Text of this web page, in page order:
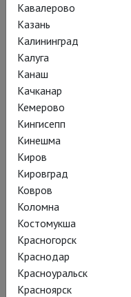
Спектакль классика
поставленный по
принцессе (Кагуя-химэ),
цивилизаций и миров, в
современности, в
драйвом. Неземная
драгоценный камень,
Заворожённые её
инопланетной
в кровавые схватки за
принадлежит Луне и,
Поделиться:
Кавалерово
Казань
Калининград
Калуга
Канаш
Качканар
Кемерово
Кингисепп
Кинешма
Киров
Кировград
Ковров
Коломна
Костомукша
Красногорск
Краснодар
Красноуральск
Красноярск